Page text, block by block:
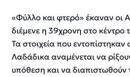
«Φύλλο και φτερό» έκαναν οι
διέμενε η 39χρονη στο κέντρο
Τα στοιχεία που
Λαδάδικα αναμένεται να
υπόθεση και να διαπιστωθούν